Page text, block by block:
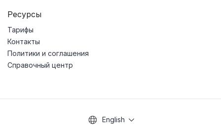
Ресурсы
Тарифы
Контакты
Политики и соглашения
Справочный центр
English